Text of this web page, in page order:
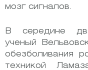
мозг сигналов.
В середине
ученый
обезболивания
техникой